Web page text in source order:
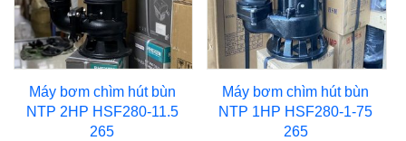
Máy bơm chìm hút bùn
NTP 2HP HSF280-11.5
265
Máy bơm chìm hút bùn
NTP 1HP HSF280-1-75
265